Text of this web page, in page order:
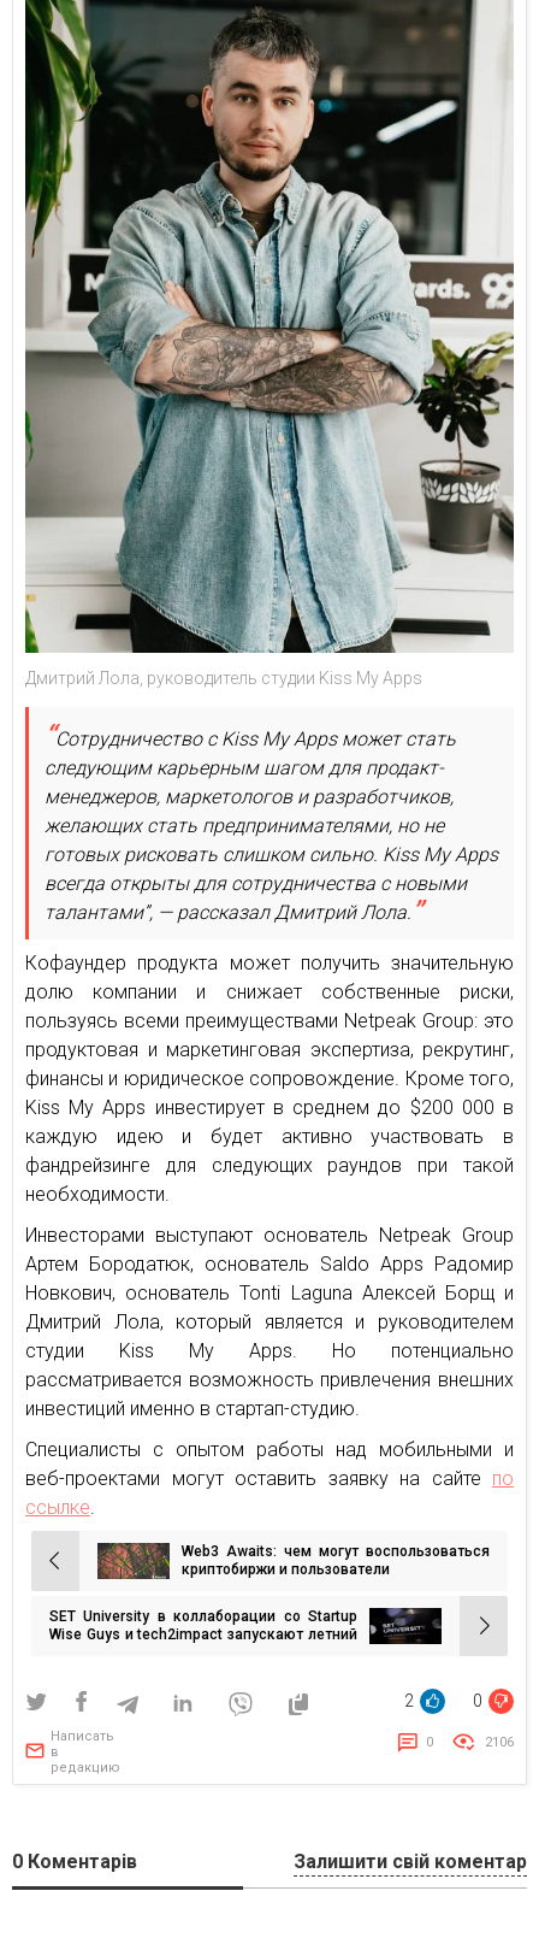
Дмитрий Лола, руководитель студии Kiss My Apps
Сотрудничество с Kiss My Apps может стать
следующим карьерным шагом для продакт-
менеджеров, маркетологов и разработчиков,
желающих стать предпринимателями, но не
готовых рисковать слишком сильно. Kiss My Apps
всегда открыты для сотрудничества с новыми
талантами”, — рассказал Дмитрий Лола.
Кофаундер продукта может получить значительную
долю компании и снижает собственные риски,
пользуясь всеми преимуществами Netpeak Group: это
продуктовая и маркетинговая экспертиза, рекрутинг,
финансы и юридическое сопровождение. Кроме того,
Kiss My Apps инвестирует в среднем до $200 000 в
каждую идею и будет активно участвовать в
фандрейзинге для следующих раундов при такой
необходимости.
Инвесторами выступают основатель Netpeak Group
Артем Бородатюк, основатель Saldo Apps Радомир
Новкович, основатель Tonti Laguna Алексей Борщ и
Дмитрий Лола, который является и руководителем
студии Kiss My Apps. Но потенциально
рассматривается возможность привлечения внешних
инвестиций именно в стартап-студию.
Специалисты с опытом работы над мобильными и
веб-проектами могут оставить заявку на сайте по
ссылке.
Навигация
по
записям
Web3 Awaits: чем могут воспользоваться
криптобиржи и пользователи
SET University в коллаборации со Startup
Wise Guys и tech2impact запускают летний
2 0
Написать
в
редакцию
0 2106
0 Коментарів Залишити свій коментар